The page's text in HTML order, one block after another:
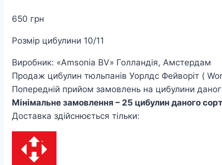
650 грн
Розмір цибулини 10/11
Виробник: «Amsonia BV» Голландія, Амстердам
Продаж цибулин тюльпанів Уорлдс Фейворіт (
Попередній прийом замовлень на цибулини
Мінімальне замовлення – 25 цибулин даного
Доставка здійснюється тільки: